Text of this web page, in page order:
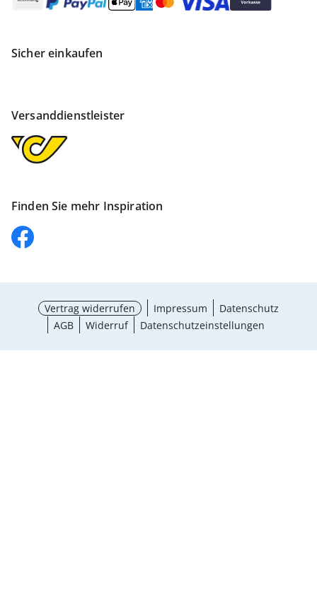
Sicher einkaufen
Versanddienstleister
Finden Sie mehr Inspiration
Vertrag widerrufen Impressum
Datenschutz
AGB
Widerruf Datenschutzeinstellungen